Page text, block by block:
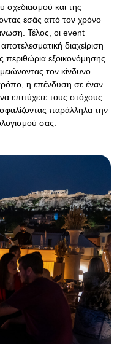
σχεδιασμού και της
εσάς από τον χρόνο
Τέλος, οι event
διαχείριση
εξοικονόμησης
τον κίνδυνο
η επένδυση σε έναν
επιτύχετε τους στόχους
παράλληλα την
σας.